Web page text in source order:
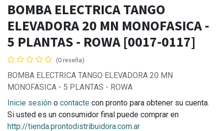
BOMBA ELECTRICA TANGO
ELEVADORA 20 MN MONOFASICA -
5 PLANTAS - ROWA [0017-0117]
(0 reseña)
BOMBA ELECTRICA TANGO ELEVADORA 20 MN
MONOFASICA - 5 PLANTAS - ROWA
Inicie sesión o contacte con pronto para obtener su cuenta.
Si usted es un consumidor final puede comprar en
http://tienda.prontodistribuidora.com.ar